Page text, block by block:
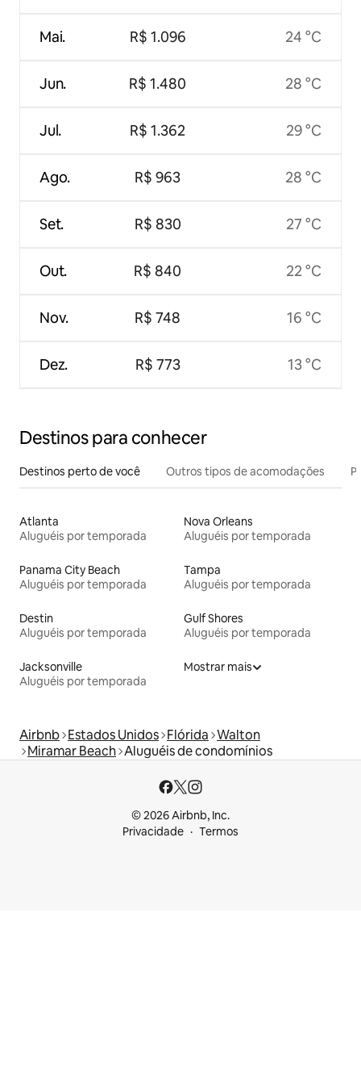
Mai.
Jun.
Jul.
Ago.
Set.
Out.
Nov.
Dez.
R$ 1.096
R$ 1.480
R$ 1.362
R$ 963
R$ 830
R$ 840
R$ 748
R$ 773
24 °C
28 °C
29 °C
28 °C
27 °C
22 °C
16 °C
13 °C
Destinos para conhecer
Destinos perto de você Outros tipos de acomodações
Atlanta
Aluguéis por temporada
Nova Orleans
Aluguéis por temporada
Panama City Beach
Aluguéis por temporada
Tampa
Aluguéis por temporada
Destin
Aluguéis por temporada
Gulf Shores
Aluguéis por temporada
Jacksonville
Aluguéis por temporada
Mostrar mais
Airbnb Estados Unidos Flórida Walton
Miramar Beach Aluguéis de condomínios
© 2026 Airbnb, Inc.
Privacidade
Termos